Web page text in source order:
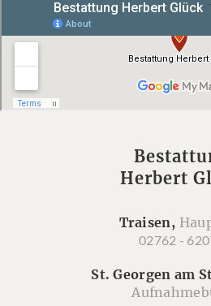
Herbert
Traisen,
02762 -
St. Georgen am